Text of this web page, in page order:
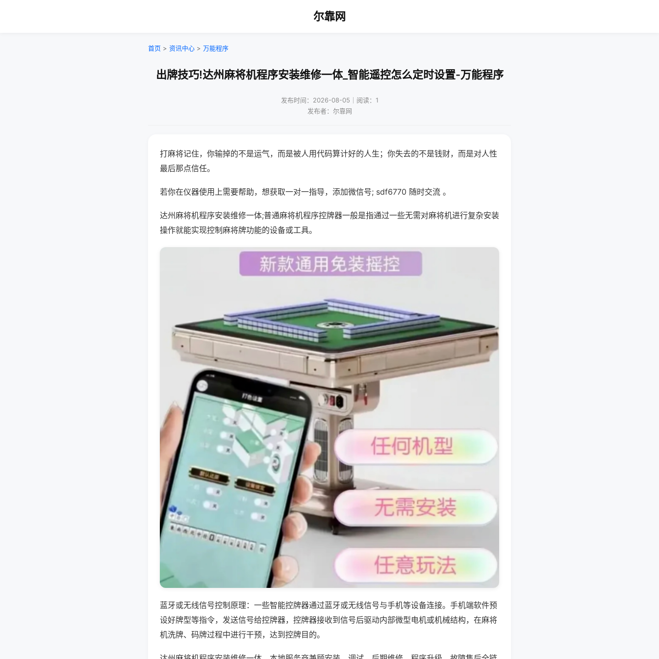
尔靠网
首页 > 资讯中心 > 万能程序
出牌技巧!达州麻将机程序安装维修一体_智能遥控怎么定时设置-万能程序
发布时间：2026-08-05｜阅读：1
发布者：尔靠网
打麻将记住，你输掉的不是运气，而是被人用代码算计好的人生；你失去的不是钱财，而是对人性
最后那点信任。
若你在仪器使用上需要帮助，想获取一对一指导，添加微信号; sdf6770 随时交流 。
达州麻将机程序安装维修一体;普通麻将机程序控牌器一般是指通过一些无需对麻将机进行复杂安装
操作就能实现控制麻将牌功能的设备或工具。
蓝牙或无线信号控制原理：一些智能控牌器通过蓝牙或无线信号与手机等设备连接。手机端软件预
设好牌型等指令，发送信号给控牌器，控牌器接收到信号后驱动内部微型电机或机械结构，在麻将
机洗牌、码牌过程中进行干预，达到控牌目的。